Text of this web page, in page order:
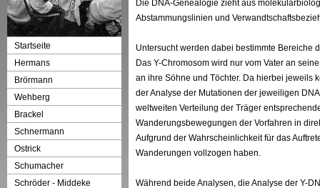
Startseite
Hermans
Brörmann
Wehberg
Brackel
Schnermann
Ostrick
Schumacher
Schröder - Middeke
Die DNA-Genealogie zieht aus
Abstammungslinien und
Untersucht werden dabei bestimmte Bereiche
Das Y-Chromosom wird nur vom Vater an
an ihre Söhne und Töchter. Da hierbei jeweils
der Analyse der Mutationen der jeweiligen
weltweiten Verteilung der Träger
Wanderungsbewegungen der Vorfahren in
Aufgrund der Wahrscheinlichkeit für das
Wanderungen vollzogen haben.
Während beide Analysen, die Analyse der Y-